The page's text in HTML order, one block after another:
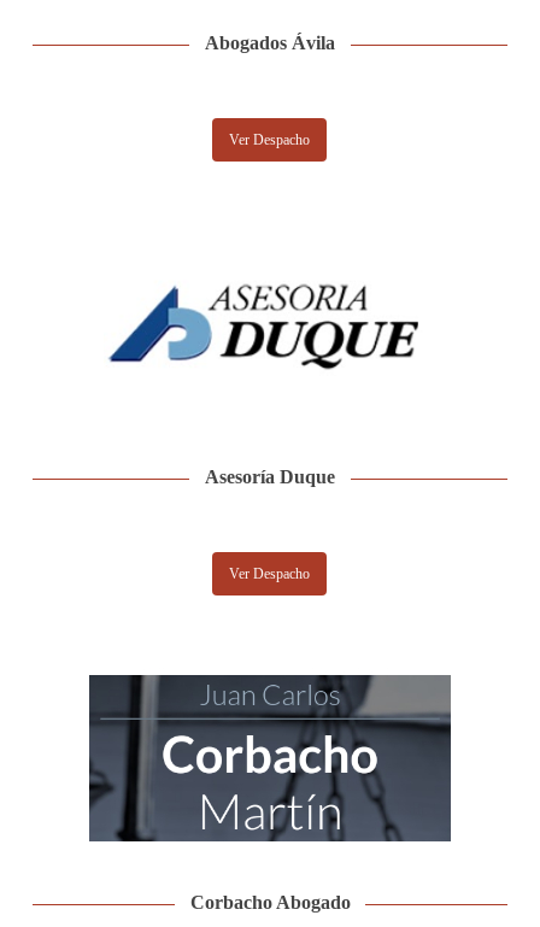
Abogados Ávila
Ver Despacho
Asesoría Duque
Ver Despacho
Corbacho Abogado